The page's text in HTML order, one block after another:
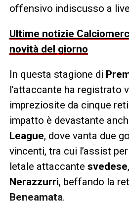
offensivo indiscusso a
Ultime notizie
novità del giorno
In questa stagione di
l’attaccante ha registrato
impreziosite da cinque
impatto è devastante
League, dove vanta due
vincenti, tra cui l’assist per
letale attaccante svedese
Nerazzurri, beffando la
Beneamata.